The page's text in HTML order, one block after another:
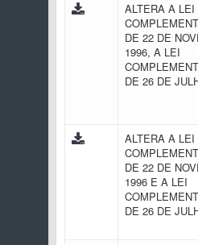
ALTERA A LEI
DE 22 DE
1996, A LEI
DE 26 DE
ALTERA A LEI
DE 22 DE
1996 E A LEI
DE 26 DE